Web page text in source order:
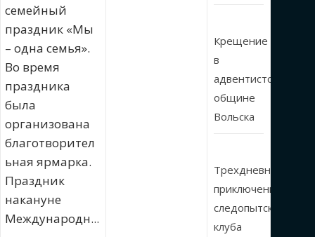
семейный
праздник «Мы
– одна семья».
Во время
праздника
была
организована
благотворител
ьная ярмарка.
Праздник
накануне
Международн...
Крещение
в
адвентистской
общине
Вольска
Трехдневные
приключения
следопытского
клуба